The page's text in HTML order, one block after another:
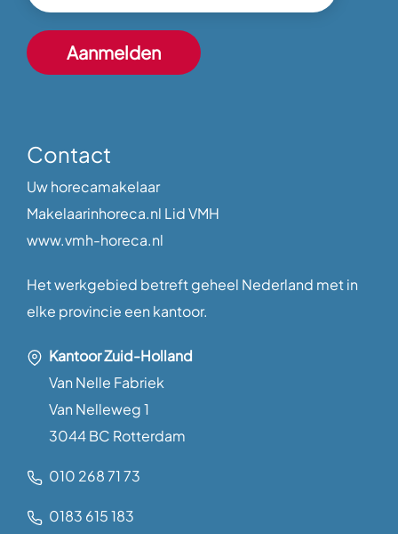
Contact
Uw horecamakelaar
Makelaarinhoreca.nl Lid VMH
www.vmh-horeca.nl
Het werkgebied betreft geheel Nederland met in
elke provincie een kantoor.
Kantoor Zuid-Holland
Van Nelle Fabriek
Van Nelleweg 1
3044 BC Rotterdam
010 268 71 73
0183 615 183